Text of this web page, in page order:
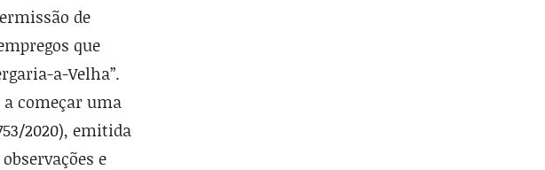
de
que
a-Velha”.
começar uma
2020), emitida
e